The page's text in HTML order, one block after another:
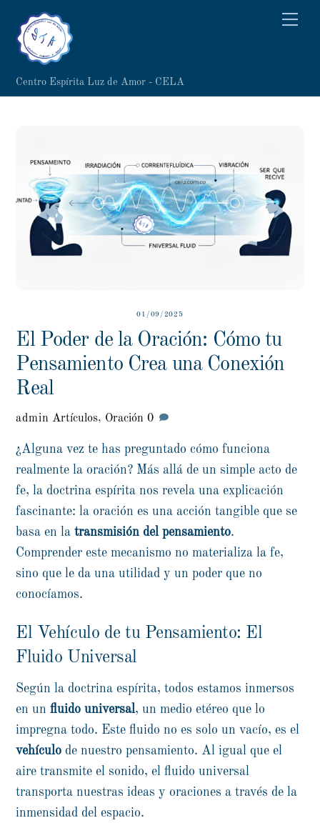
content
Centro Espírita Luz de Amor - CELA
01/09/2025
El Poder de la Oración: Cómo tu
Pensamiento Crea una Conexión
Real
admin Artículos, Oración 0
¿Alguna vez te has preguntado cómo funciona
realmente la oración? Más allá de un simple acto de
fe, la doctrina espírita nos revela una explicación
fascinante: la oración es una acción tangible que se
basa en latransmisión del pensamiento.
Comprender este mecanismo no materializa la fe,
sino que le da una utilidad y un poder que no
conocíamos.
El Vehículo de tu Pensamiento: El
Fluido Universal
Según la doctrina espírita, todos estamos inmersos
en unfluido universal, un medio etéreo que lo
impregna todo. Este fluido no es solo un vacío, es el
vehículo de nuestro pensamiento. Al igual que el
aire transmite el sonido, el fluido universal
transporta nuestras ideas y oraciones a través de la
inmensidad del espacio.